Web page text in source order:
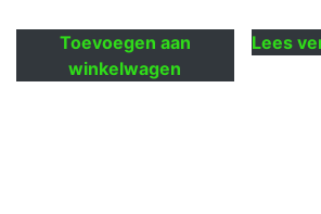
Toevoegen aan
winkelwagen
Lees